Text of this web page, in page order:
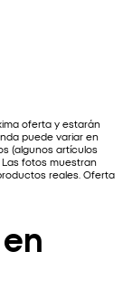
oferta y estarán
puede variar en
(algunos artículos
fotos muestran
reales. Oferta